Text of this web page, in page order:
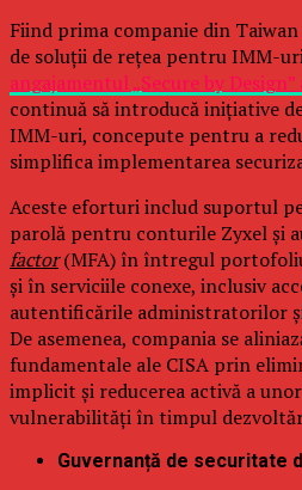
Fiind prima companie din
de soluții de rețea pentru IMM-
angajamentul „Secure by Design”
continuă să introducă inițiative
IMM-uri, concepute pentru a
simplifica implementarea
Aceste eforturi includ suportul
parolă pentru conturile Zyxel și
factor(MFA) în întregul
și în serviciile conexe, inclusiv
autentificările administratorilor
De asemenea, compania se
fundamentale ale CISA prin
implicit și reducerea activă a
vulnerabilități în timpul
Guvernanță de securitate